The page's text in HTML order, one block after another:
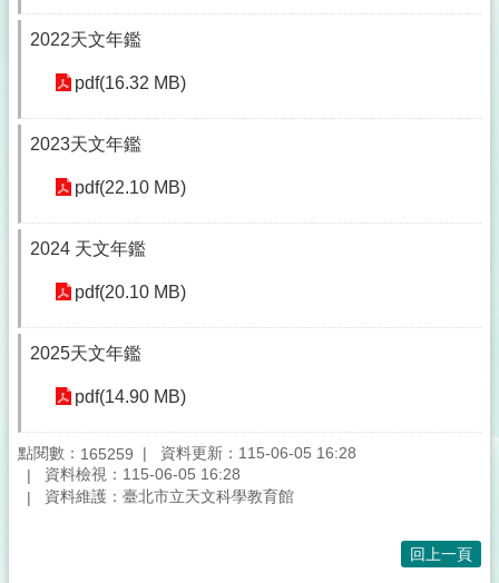
2022天文年鑑
pdf(16.32 MB)
2023天文年鑑
pdf(22.10 MB)
2024 天文年鑑
pdf(20.10 MB)
2025天文年鑑
pdf(14.90 MB)
點閱數： 165259
資料更新：115-06-05 16:28
資料檢視：115-06-05 16:28
資料維護：臺北市立天文科學教育館
回上一頁